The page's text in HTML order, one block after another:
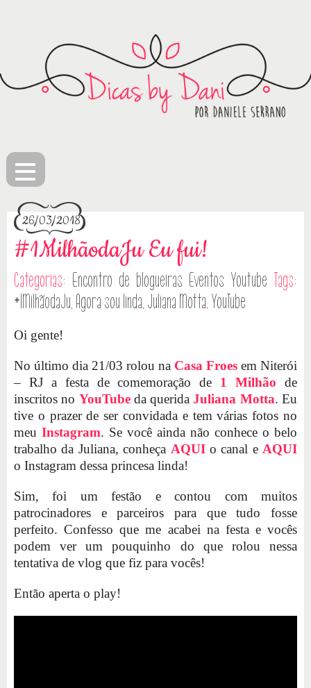
≡
26/03/2018
#1MilhãodaJu Eu fui!
Categorias: Encontro de blogueiras Eventos Youtube Tags:
#1MilhãodaJu, Agora sou linda, Juliana Motta, YouTube
Oi gente!
No último dia 21/03 rolou na Casa Froes em Niterói
– RJ a festa de comemoração de 1 Milhão de
inscritos no YouTubeda queridaJuliana Motta. Eu
tive o prazer de ser convidada e tem várias fotos no
meu Instagram. Se você ainda não conhece o belo
trabalho da Juliana, conheça AQUIo canal e AQUI
o Instagram dessa princesa linda!
Sim, foi um festão e contou com muitos
patrocinadores e parceiros para que tudo fosse
perfeito. Confesso que me acabei na festa e vocês
podem ver um pouquinho do que rolou nessa
tentativa de vlog que fiz para vocês!
Então aperta o play!